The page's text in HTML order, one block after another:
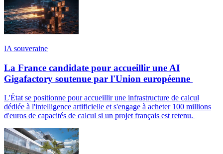
IA souveraine
La France candidate pour accueillir une AI
Gigafactory soutenue par l'Union européenne
L'État se positionne pour accueillir une infrastructure de calcul
dédiée à l'intelligence artificielle et s'engage à acheter 100 millions
d'euros de capacités de calcul si un projet français est retenu.